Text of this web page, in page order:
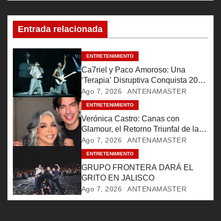
c
i
n
d
e
t
r
Entrada relacionada
ENTRETENIMIENTO
Ca7riel y Paco Amoroso: Una
‘Terapia’ Disruptiva Conquista 20
Mil Almas
Ago 7, 2026 ANTENAMASTER
ENTRETENIMIENTO
Verónica Castro: Canas con
Glamour, el Retorno Triunfal de la
Reina Televisiva
Ago 7, 2026 ANTENAMASTER
ENTRETENIMIENTO
GRUPO FRONTERA DARÁ EL
GRITO EN JALISCO
Ago 7, 2026 ANTENAMASTER